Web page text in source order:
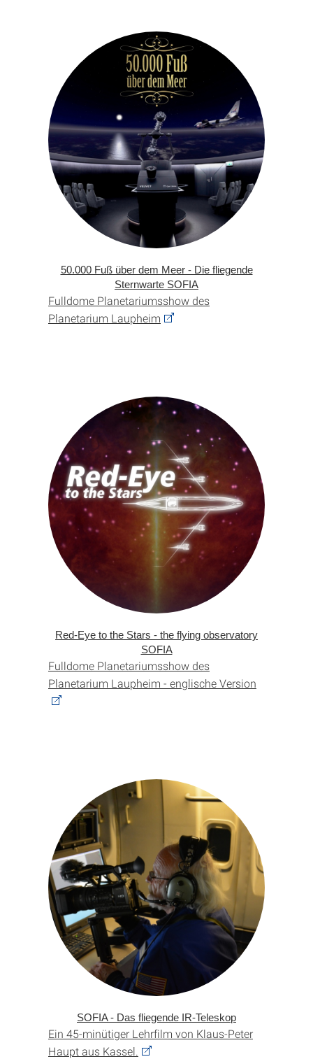
50.000 Fuß über dem Meer - Die fliegende
Sternwarte SOFIA
Fulldome Planetariumsshow des
Planetarium Laupheim
Red-Eye to the Stars - the flying observatory
SOFIA
Fulldome Planetariumsshow des
Planetarium Laupheim - englische Version
SOFIA - Das fliegende IR-Teleskop
Ein 45-minütiger Lehrfilm von Klaus-Peter
Haupt aus Kassel.